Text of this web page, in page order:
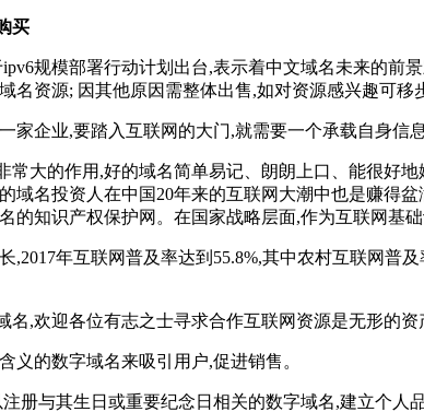
买
规模部署行动计划出台,表示着中文域名未来的
名资源; 因其他原因需整体出售,如对资源感兴趣可移
家企业,要踏入互联网的大门,就需要一个承载自身信
常大的作用,好的域名简单易记、朗朗上口、能很好
域名投资人在中国20年来的互联网大潮中也是赚得
的知识产权保护网。在国家战略层面,作为互联网基
年互联网普及率达到55.8%,其中农村互联网普
,欢迎各位有志之士寻求合作互联网资源是无形的资
义的数字域名来吸引用户,促进销售。
册与其生日或重要纪念日相关的数字域名,建立个人品